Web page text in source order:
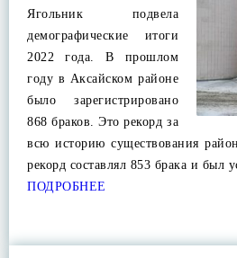
Ягольник подвела
демографические итоги
2022 года. В прошлом
году в Аксайском районе
было зарегистрировано
868 браков. Это рекорд за
всю историю существования
рекорд составлял 853 брака и был
ПОДРОБНЕЕ